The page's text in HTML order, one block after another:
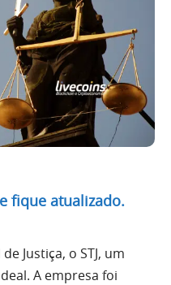
fique atualizado.
Justiça, o STJ, um
A empresa foi